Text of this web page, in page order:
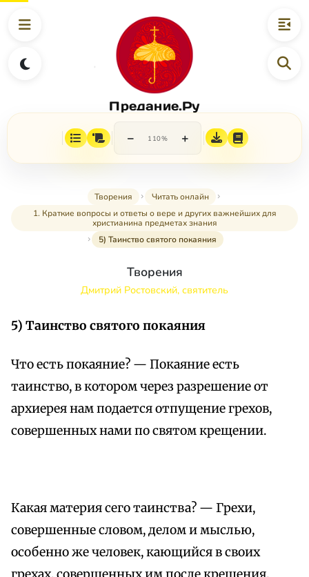
Предание.Ру
− 110% +
Творения
Читать онлайн
1. Краткие вопросы и ответы о вере и других важнейших для
христианина предметах знания
5) Таинство святого покаяния
Творения
Дмитрий Ростовский, святитель
5) Таинство святого покаяния
Что есть покаяние? — Покаяние есть
таинство, в котором через разрешение от
архиерея нам подается отпущение грехов,
совершенных нами по святом крещении.
Какая материя сего таинства? — Грехи,
совершенные словом, делом и мыслью,
особенно же человек, кающийся в своих